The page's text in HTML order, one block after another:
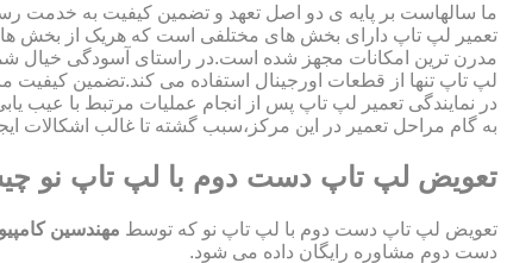
ما سالهاست بر پایه ی دو اصل تعهد و تضمین کیفیت به خدمت
تعمیر لپ تاپ دارای بخش های مختلفی است که هریک از بخش
مدرن ترین امکانات مجهز شده است.در راستای آسودگی خیال
لپ تاپ تنها از قطعات اورجینال استفاده می کند.تضمین
در نمایندگی تعمیر لپ تاپ پس از انجام عملیات مرتبط با عیب
به گام مراحل تعمیر در این مرکز،سبب گشته تا غالب اشکالات
تعویض لپ تاپ دست دوم با لپ تاپ نو
تعویض لپ تاپ دست دوم با لپ تاپ نو که توسط مهندسین
دست دوم مشاوره رایگان داده می شود.